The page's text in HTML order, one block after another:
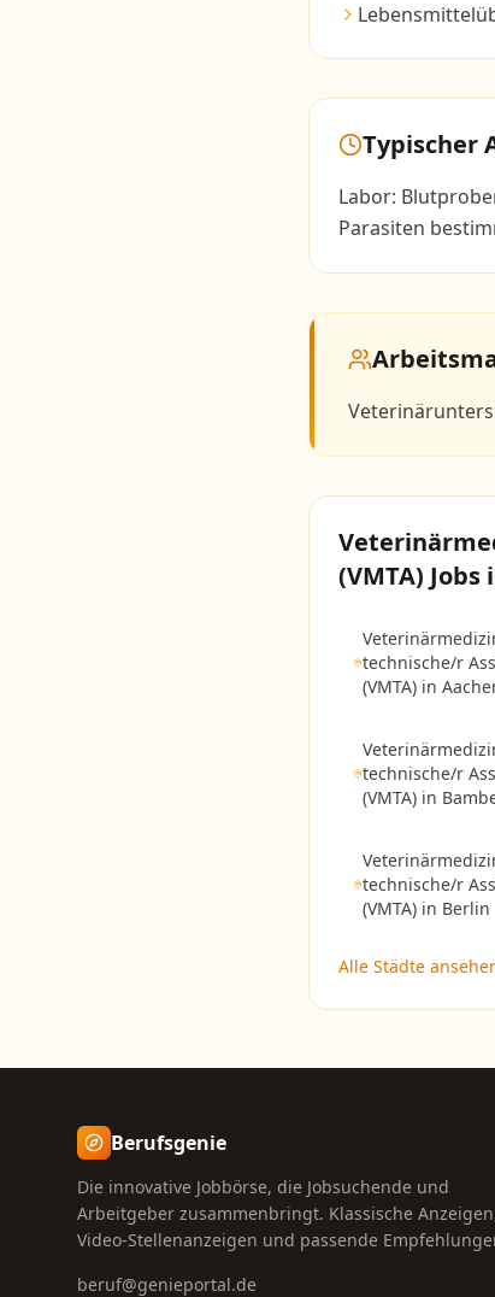
Typischer
Labor:
Parasiten
(VMTA) Jobs
technische/r
(VMTA)in
technische/r
(VMTA)in
technische/r
(VMTA)in Berlin
Alle Städte
Berufsgenie
Die innovative Jobbörse, die Jobsuchende und
Arbeitgeber zusammenbringt. Klassische
Video-Stellenanzeigen und passende
beruf@genieportal.de